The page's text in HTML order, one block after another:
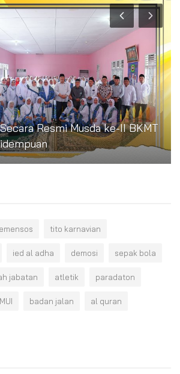
Resmi Musda ke-II BKMT
tito karnavian
ied al adha demosi sepak bola
jabatan atletik paradaton
MUI badan jalan al quran